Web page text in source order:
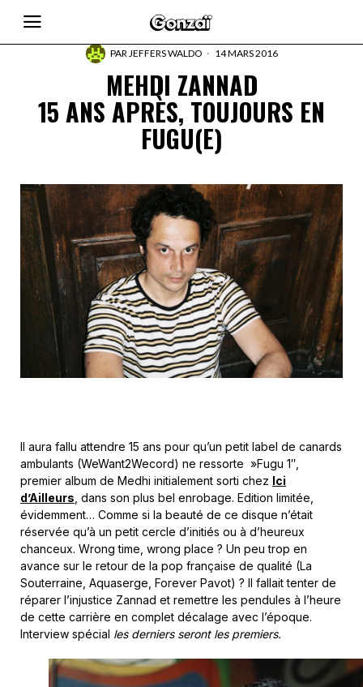
PARJEFFERS WALDO 14 MARS 2016
MEHDI ZANNAD
15 ANS APRÈS, TOUJOURS EN
FUGU(E)
Il aura fallu attendre 15 ans pour qu’un petit label de canards
ambulants (WeWant2Wecord) ne ressorte »Fugu 1″,
premier album de Medhi initialement sorti chez Ici
d’Ailleurs , dans son plus bel enrobage. Edition limitée,
évidemment… Comme si la beauté de ce disque n’était
réservée qu’à un petit cercle d’initiés ou à d’heureux
chanceux. Wrong time, wrong place ? Un peu trop en
avance sur le retour de la pop française de qualité (La
Souterraine, Aquaserge, Forever Pavot) ? Il fallait tenter de
réparer l’injustice Zannad et remettre les pendules à l’heure
de cette carrière en complet décalage avec l’époque.
Interview spécial les derniers seront les premiers.